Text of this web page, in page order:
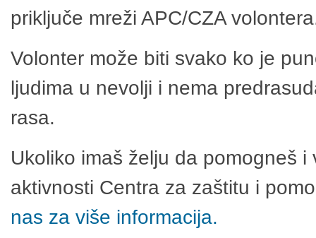
priključe mreži APC/CZA
Volonter može biti svako ko je
ljudima u nevolji i nema
rasa.
Ukoliko imaš želju da pomogneš
aktivnosti Centra za zaštitu i
nas za više informacija.